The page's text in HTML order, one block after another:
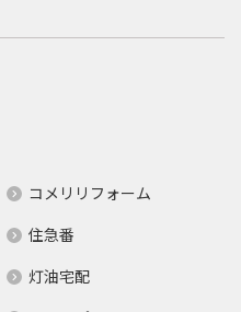
コメリリフォーム
住急番
灯油宅配